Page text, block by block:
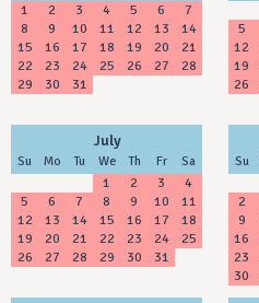
1 2 3 4 5 6
7
8
9 10 11 12 13
14
15
16 17 18 19 20
21
22
23 24 25 26 27
28
29
30 31
5
12
19
26
July
Su Mo Tu We Th Fr Sa
1 2 3
4
5
6 7 8 9 10
11
12
13 14 15 16 17
18
19
20 21 22 23 24
25
26
27 28 29 30 31
Su
2
9
16
23
30